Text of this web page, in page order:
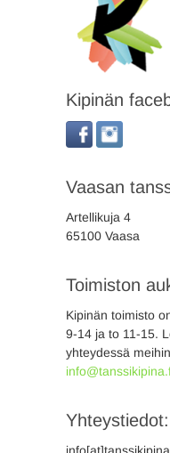
Kipinän
Vaasan
Artellikuja 4
65100 Vaasa
Toimiston
Kipinän toimisto
9-14 ja to 11-15.
yhteydessä
Yhteystiedot: